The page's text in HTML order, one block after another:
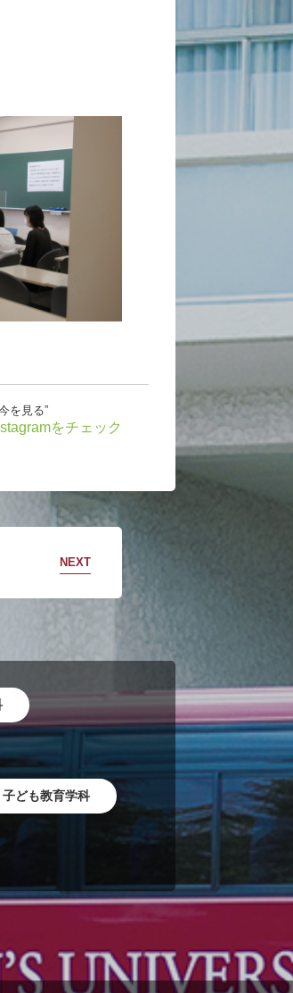
を見る”
をチェック
NEXT
子ども教育学科